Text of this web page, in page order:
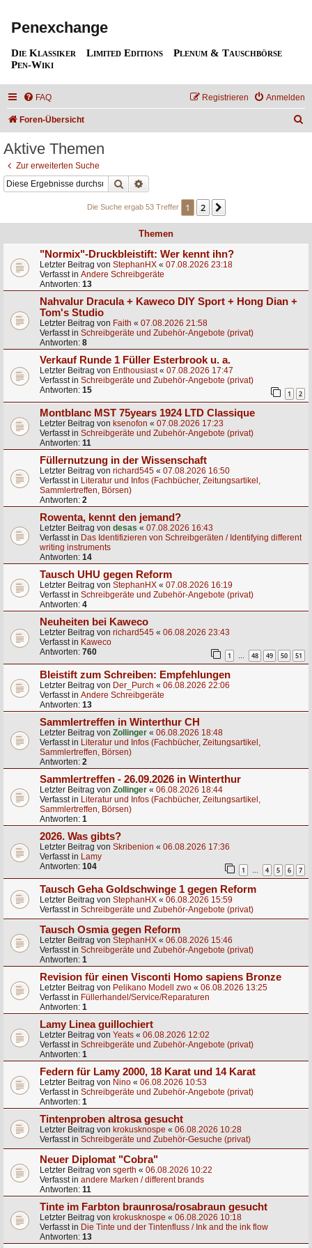
Penexchange
Die Klassiker Limited Editions
Plenum & Tauschbörse
Pen-Wiki
FAQ Anmelden
Registrieren
Foren-Übersicht
Aktive Themen
Zur erweiterten Suche
Suche
Die Suche ergab 53 Treffer 1 2
Themen
"Normix"-Druckbleistift: Wer kennt ihn?
Letzter Beitrag von StephanHX « 07.08.2026 23:18
Verfasst in Andere Schreibgeräte
Antworten: 13
Nahvalur Dracula + Kaweco DIY Sport + Hong Dian +
Tom's Studio
Letzter Beitrag von Faith « 07.08.2026 21:58
Verfasst in Schreibgeräte und Zubehör-Angebote (privat)
Antworten: 8
Verkauf Runde 1 Füller Esterbrook u. a.
Letzter Beitrag von Enthousiast« 07.08.2026 17:47
Verfasst in Schreibgeräte und Zubehör-Angebote (privat)
Antworten: 15 1 2
Montblanc MST 75years 1924 LTD Classique
Letzter Beitrag von ksenofon « 07.08.2026 17:23
Verfasst in Schreibgeräte und Zubehör-Angebote (privat)
Antworten: 11
Füllernutzung in der Wissenschaft
Letzter Beitrag von richard545 « 07.08.2026 16:50
Verfasst in Literatur und Infos (Fachbücher, Zeitungsartikel,
Sammlertreffen, Börsen)
Antworten: 2
Rowenta, kennt den jemand?
Letzter Beitrag von desas « 07.08.2026 16:43
Verfasst in Das Identifizieren von Schreibgeräten / Identifying different
writing instruments
Antworten: 14
Tausch UHU gegen Reform
Letzter Beitrag von StephanHX « 07.08.2026 16:19
Verfasst in Schreibgeräte und Zubehör-Angebote (privat)
Antworten: 4
Neuheiten bei Kaweco
Letzter Beitrag von richard545 « 06.08.2026 23:43
Verfasst in Kaweco
Antworten: 760 1 … 48 49 50 51
Bleistift zum Schreiben: Empfehlungen
Letzter Beitrag von Der_Purch « 06.08.2026 22:06
Verfasst in Andere Schreibgeräte
Antworten: 13
Sammlertreffen in Winterthur CH
Letzter Beitrag von Zollinger « 06.08.2026 18:48
Verfasst in Literatur und Infos (Fachbücher, Zeitungsartikel,
Sammlertreffen, Börsen)
Antworten: 2
Sammlertreffen - 26.09.2026 in Winterthur
Letzter Beitrag von Zollinger « 06.08.2026 18:44
Verfasst in Literatur und Infos (Fachbücher, Zeitungsartikel,
Sammlertreffen, Börsen)
Antworten: 1
2026. Was gibts?
Letzter Beitrag von Skribenion « 06.08.2026 17:36
Verfasst in Lamy
Antworten: 104 1 4 5 6 7
Tausch Geha Goldschwinge 1 gegen Reform
Letzter Beitrag von StephanHX « 06.08.2026 15:59
Verfasst in Schreibgeräte und Zubehör-Angebote (privat)
Tausch Osmia gegen Reform
Letzter Beitrag von StephanHX « 06.08.2026 15:46
Verfasst in Schreibgeräte und Zubehör-Angebote (privat)
Antworten: 1
Revision für einen Visconti Homo sapiens Bronze
Letzter Beitrag von Pelikano Modell zwo « 06.08.2026 13:25
Verfasst in Füllerhandel/Service/Reparaturen
Antworten: 1
Lamy Linea guillochiert
Letzter Beitrag von Yeats « 06.08.2026 12:02
Verfasst in Schreibgeräte und Zubehör-Angebote (privat)
Antworten: 1
Federn für Lamy 2000, 18 Karat und 14 Karat
Letzter Beitrag von Nino « 06.08.2026 10:53
Verfasst in Schreibgeräte und Zubehör-Angebote (privat)
Antworten: 1
Tintenproben altrosa gesucht
Letzter Beitrag von krokusknospe « 06.08.2026 10:28
Verfasst in Schreibgeräte und Zubehör-Gesuche (privat)
Neuer Diplomat "Cobra"
Letzter Beitrag von sgerth « 06.08.2026 10:22
Verfasst in andere Marken / different brands
Antworten: 11
Tinte im Farbton braunrosa/rosabraun gesucht
Letzter Beitrag von krokusknospe « 06.08.2026 10:18
Verfasst in Die Tinte und der Tintenfluss / Ink and the ink flow
Antworten: 13